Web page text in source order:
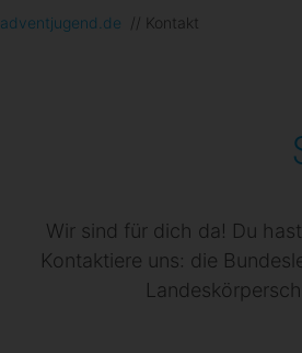
adventjugend.de // Kontakt
Wir sind für dich da! Du
Kontaktiere uns: die